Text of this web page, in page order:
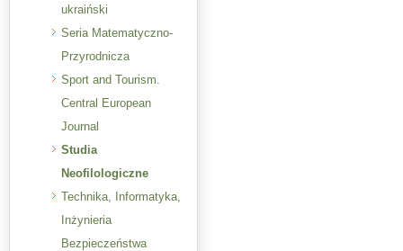
ukraiński
Seria Matematyczno-
Przyrodnicza
Sport and Tourism.
Central European
Journal
Studia
Neofilologiczne
Technika, Informatyka,
Inżynieria
Bezpieczeństwa